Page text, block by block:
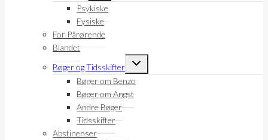
Psykiske
Fysiske
For Pårørende
Blandet
Bøger og Tidsskifter
Skift
undermenu
Bøger om Benzo
Bøger om Angst
Andre Bøger
Tidsskifter
Abstinenser